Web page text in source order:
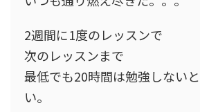
2週間に1度のレッスンで
次のレッスンまで
最低でも20時間は勉強しない
い。